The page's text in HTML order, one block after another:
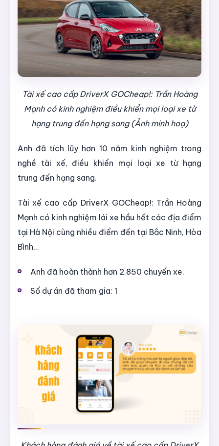
Tài xế cao cấp DriverX GOCheap!: Trần Hoàng
Mạnh có kinh nghiệm điều khiển mọi loại xe từ
hạng trung đến hạng sang (Ảnh minh hoạ)
Anh đã tích lũy hơn 10 năm kinh nghiệm trong
nghề tài xế, điều khiển mọi loại xe từ hạng
trung đến hạng sang.
Tài xế cao cấp DriverX GOCheap!: Trần Hoàng
Mạnh có kinh nghiệm lái xe hầu hết các địa điểm
tại Hà Nội cùng nhiều điểm đến tại Bắc Ninh, Hòa
Bình,..
Anh đã hoàn thành hơn 2.850 chuyến xe.
Số dự án đã tham gia: 1